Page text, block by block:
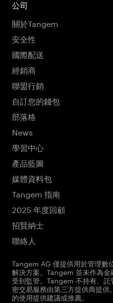
公司
關於Tangem
安全性
國際配送
經銷商
聯盟行銷
自訂您的錢包
部落格
News
學習中心
產品藍圖
媒體資料包
Tangem 指南
2025 年度回顧
招賢納士
聯絡人
Tangem AG 僅提供用於管理數
解決方案。Tangem 並未作為
受到監管。Tangem 不持有、
密交易服務由第三方提供商提
的使用提供建議或推薦。